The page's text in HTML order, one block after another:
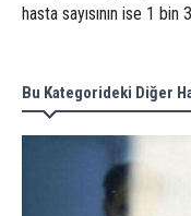
hasta sayısının ise 1 bin
Bu Kategorideki Diğer